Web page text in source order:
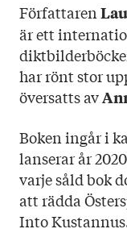
Författaren
är ett
har rönt stor
översatts av
Boken ingår i
lanserar år
varje såld bok
att rädda
Into